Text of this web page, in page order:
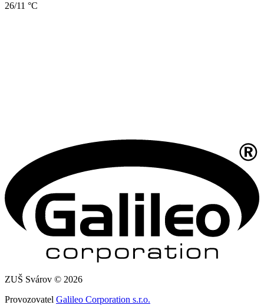
26/11 °C
ZUŠ Svárov © 2026
Provozovatel Galileo Corporation s.r.o.